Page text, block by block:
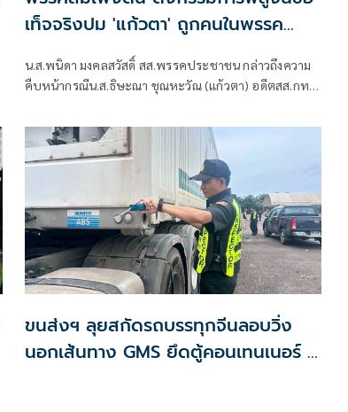
เท็จจริงปม 'แก้วตา' ถูกคนในพรรค
คุกคามทางเพศ
น.ส.พนิดา มงคลสวัสดิ์ สส.พรรคประชาชน กล่าวถึงความ
คืบหน้ากรณีน.ส.ธิษะณา ชุณหะวัณ (แก้วตา) อดีตสส.กทม.
กรรมการโดยไม่มีผู้ที่มีส่วนเกี่ยวข้องกับสภาชุดที่ผ่านมาขึ้น
มา เพื่อเปิดพื้นที่ให้ผู้เสียหายรู้สึกสบายใจที่สุด วางใจที่สุด
และปลอดภัยที่สุด
ขนส่งฯ ลุยสกัดรถบรรทุกจีนลอบวิ่ง
นอกเส้นทาง GMS ยึดตู้คอนเทนเนอร์ 5